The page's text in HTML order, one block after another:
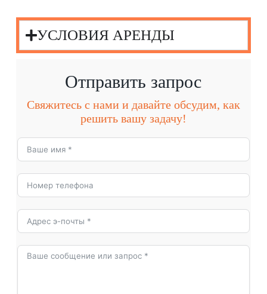
УСЛОВИЯ АРЕНДЫ
Отправить запрос
Свяжитесь с нами и давайте обсудим, как
решить вашу задачу!